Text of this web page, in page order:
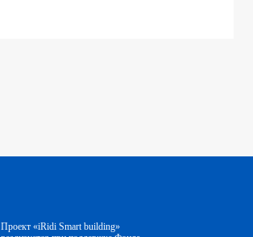
Проект «iRidi Smart building»